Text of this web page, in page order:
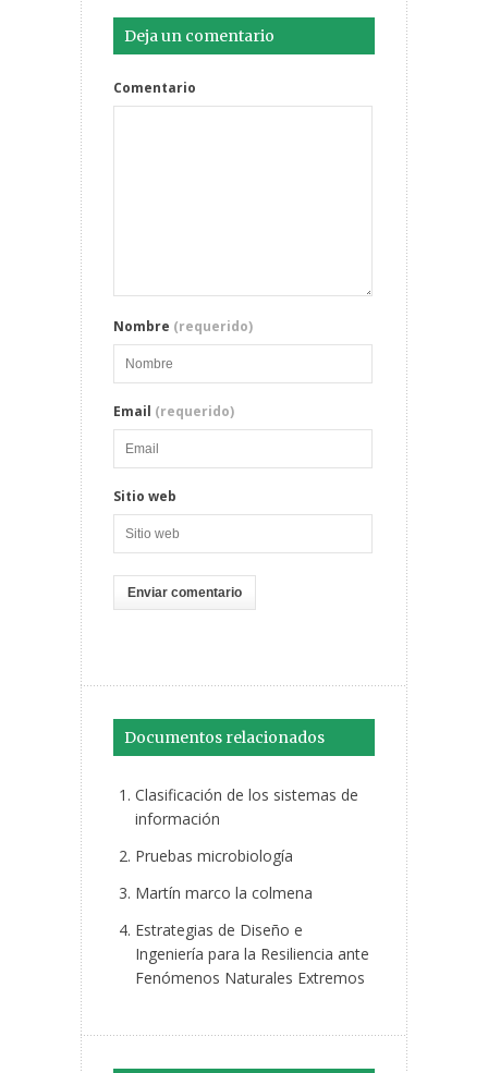
Deja un comentario
Comentario
Nombre (requerido)
Email (requerido)
Sitio web
Documentos relacionados
Clasificación de los sistemas de
información
Pruebas microbiología
Martín marco la colmena
Estrategias de Diseño e
Ingeniería para la Resiliencia ante
Fenómenos Naturales Extremos